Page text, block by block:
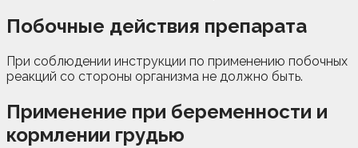
Побочные действия препарата
При соблюдении инструкции по применению побочных
реакций со стороны организма не должно быть.
Применение при беременности и
кормлении грудью